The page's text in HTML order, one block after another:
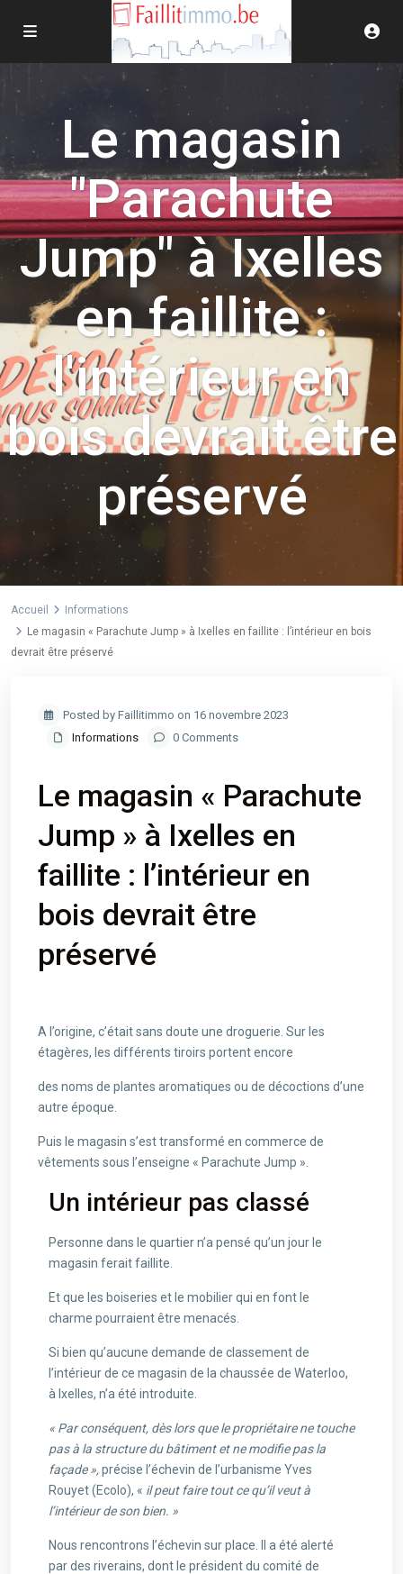
Le magasin
"Parachute
Jump" à Ixelles
en faillite :
l'intérieur en
bois devrait être
préservé
Accueil
Informations
Le magasin « Parachute Jump » à Ixelles en faillite : l’intérieur en bois
devrait être préservé
Posted by Faillitimmo on 16 novembre 2023
Informations
0 Comments
Le magasin « Parachute
Jump » à Ixelles en
faillite : l’intérieur en
bois devrait être
préservé
A l’origine, c’était sans doute une droguerie. Sur les
étagères, les différents tiroirs portent encore
des noms de plantes aromatiques ou de décoctions d’une
autre époque.
Puis le magasin s’est transformé en commerce de
vêtements sous l’enseigne « Parachute Jump ».
Un intérieur pas classé
Personne dans le quartier n’a pensé qu’un jour le
magasin ferait faillite.
Et que les boiseries et le mobilier qui en font le
charme pourraient être menacés.
Si bien qu’aucune demande de classement de
l’intérieur de ce magasin de la chaussée de Waterloo,
à Ixelles, n’a été introduite.
« Par conséquent, dès lors que le propriétaire ne touche
pas à la structure du bâtiment et ne modifie pas la
façade »,précise l’échevin de l’urbanisme Yves
Rouyet (Ecolo), « il peut faire tout ce qu’il veut à
l’intérieur de son bien. »
Nous rencontrons l’échevin sur place. Il a été alerté
par des riverains, dont le président du comité de